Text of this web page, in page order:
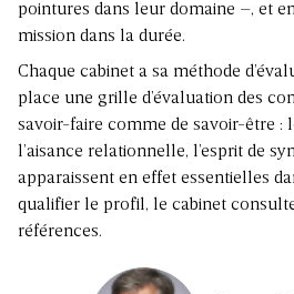
pointures dans leur domaine –, et
mission dans la durée.
Chaque cabinet a sa méthode
place une grille d’évaluation des
savoir-faire comme de savoir-être :
l’aisance relationnelle, l’esprit de
apparaissent en effet essentielles
qualifier le profil, le cabinet
références.